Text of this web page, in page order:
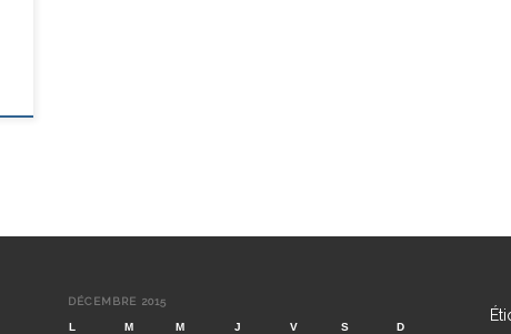
DÉCEMBRE 2015
L M M J V S D